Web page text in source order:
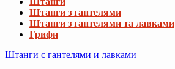
Штанги з гантелями
Штанги з гантелями та лавками
Грифи
Штанги с гантелями и лавками